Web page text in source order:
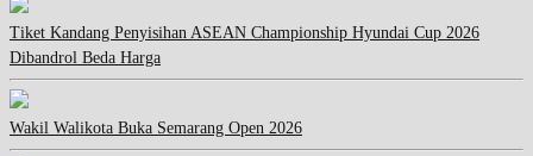
Tiket Kandang Penyisihan ASEAN Championship Hyundai Cup 2026
Dibandrol Beda Harga
Wakil Walikota Buka Semarang Open 2026